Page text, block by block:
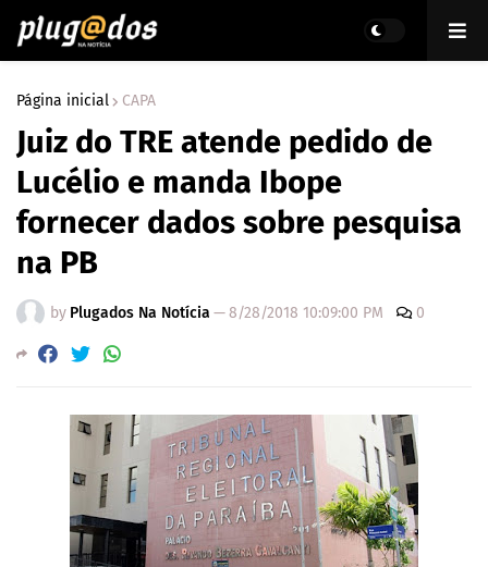
Página inicial CAPA
Juiz do TRE atende pedido de
Lucélio e manda Ibope
fornecer dados sobre pesquisa
na PB
by Plugados Na Notícia —8/28/2018 10:09:00 PM 0